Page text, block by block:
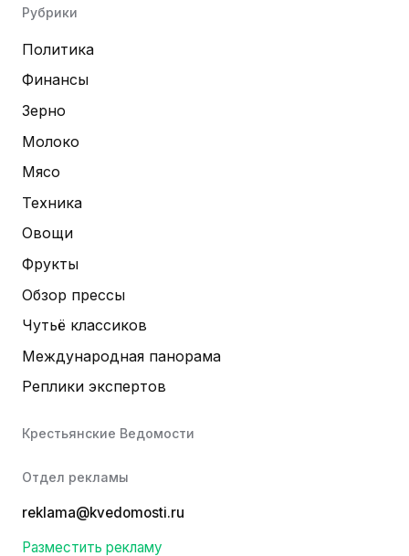
Рубрики
Политика
Финансы
Зерно
Молоко
Мясо
Техника
Овощи
Фрукты
Обзор прессы
Чутьё классиков
Международная панорама
Реплики экспертов
Крестьянские Ведомости
Отдел рекламы
reklama@kvedomosti.ru
Разместить рекламу